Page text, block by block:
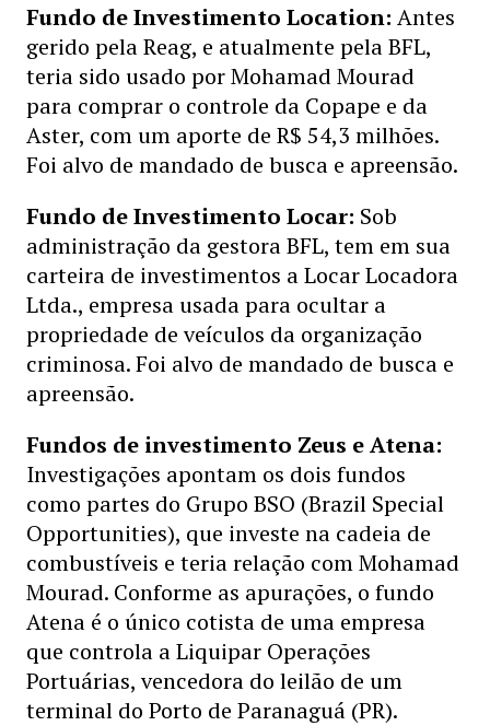
Fundo de Investimento Location: Antes
gerido pela Reag, e atualmente pela BFL,
teria sido usado por Mohamad Mourad
para comprar o controle da Copape e da
Aster, com um aporte de R$ 54,3 milhões.
Foi alvo de mandado de busca e apreensão.
Fundo de Investimento Locar: Sob
administração da gestora BFL, tem em sua
carteira de investimentos a Locar Locadora
Ltda., empresa usada para ocultar a
propriedade de veículos da organização
criminosa. Foi alvo de mandado de busca e
apreensão.
Fundos de investimento Zeus e Atena:
Investigações apontam os dois fundos
como partes do Grupo BSO (Brazil Special
Opportunities), que investe na cadeia de
combustíveis e teria relação com Mohamad
Mourad. Conforme as apurações, o fundo
Atena é o único cotista de uma empresa
que controla a Liquipar Operações
Portuárias, vencedora do leilão de um
terminal do Porto de Paranaguá (PR).